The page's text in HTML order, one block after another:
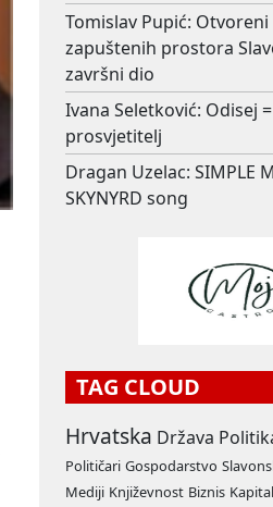
Tomislav Pupić:
zapuštenih prostora
završni dio
Ivana Seletković: Odisej
prosvjetitelj
Dragan Uzelac: SIMPLE
SKYNYRD song
TAG CLOUD
Hrvatska Država
Političari Gospodarstvo
Mediji Književnost Biznis